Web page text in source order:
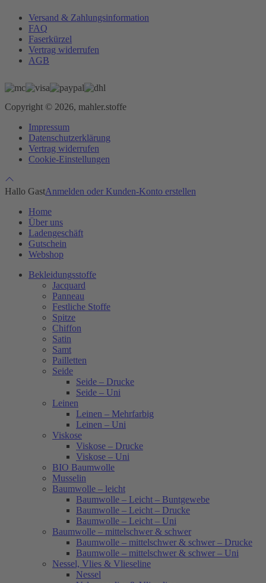
Versand & Zahlungsinformation
FAQ
Faserkürzel
Vertrag widerrufen
AGB
Copyright © 2026, mahler.stoffe
Impressum
Datenschutzerklärung
Vertrag widerrufen
Cookie-Einstellungen
Hallo GastAnmelden oder Kunden-Konto erstellen
Home
Über uns
Ladengeschäft
Gutschein
Webshop
Bekleidungsstoffe
Jacquard
Panneau
Festliche Stoffe
Spitze
Chiffon
Satin
Samt
Pailletten
Seide
Seide – Drucke
Seide – Uni
Leinen
Leinen – Mehrfarbig
Leinen – Uni
Viskose
Viskose – Drucke
Viskose – Uni
BIO Baumwolle
Musselin
Baumwolle – leicht
Baumwolle – Leicht – Buntgewebe
Baumwolle – Leicht – Drucke
Baumwolle – Leicht – Uni
Baumwolle – mittelschwer & schwer
Baumwolle – mittelschwer & schwer – Drucke
Baumwolle – mittelschwer & schwer – Uni
Nessel, Vlies & Vlieseline
Nessel